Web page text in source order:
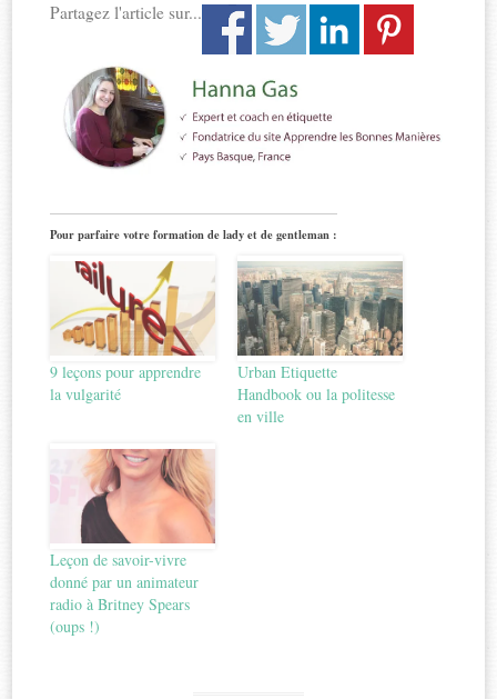
Partagez l'article sur...
Pour parfaire votre formation de lady et de gentleman :
9 leçons pour apprendre
la vulgarité
Urban Etiquette
Handbook ou la politesse
en ville
Leçon de savoir-vivre
donné par un animateur
radio à Britney Spears
(oups !)